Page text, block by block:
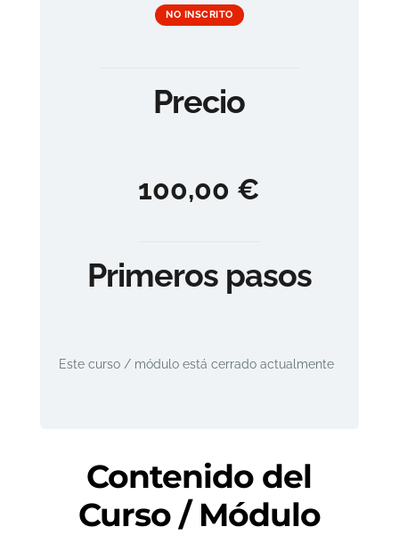
NO INSCRITO
Precio
100,00 €
Primeros pasos
Este curso / módulo está cerrado actualmente
Contenido del
Curso / Módulo